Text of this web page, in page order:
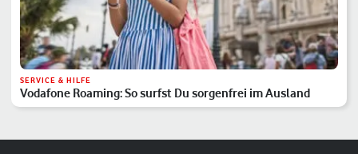
SERVICE & HILFE
Vodafone Roaming: So surfst Du sorgenfrei im Ausland